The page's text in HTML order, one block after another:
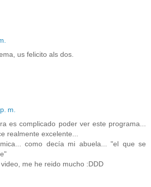
us felicito als dos.
m.
es complicado poder ver este programa...
realmente excelente...
como decía mi abuela... "el que se
me he reido mucho :DDD